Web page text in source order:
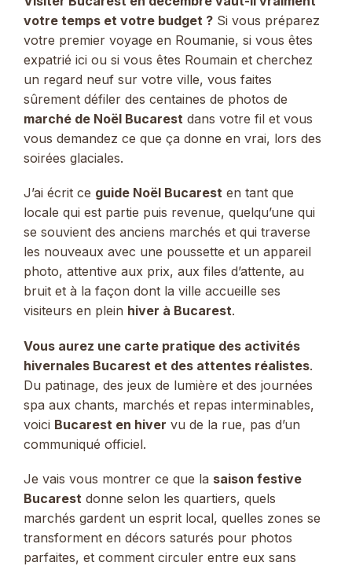
votre temps et votre budget ? Si vous préparez
votre premier voyage en Roumanie, si vous êtes
expatrié ici ou si vous êtes Roumain et cherchez
un regard neuf sur votre ville, vous faites
sûrement défiler des centaines de photos de
marché de Noël Bucarest dans votre fil et vous
vous demandez ce que ça donne en vrai, lors des
soirées glaciales.
J’ai écrit ce guide Noël Bucarest en tant que
locale qui est partie puis revenue, quelqu’une qui
se souvient des anciens marchés et qui traverse
les nouveaux avec une poussette et un appareil
photo, attentive aux prix, aux files d’attente, au
bruit et à la façon dont la ville accueille ses
visiteurs en plein hiver à Bucarest.
Vous aurez une carte pratique des activités
hivernales Bucarest et des attentes réalistes.
Du patinage, des jeux de lumière et des journées
spa aux chants, marchés et repas interminables,
voici Bucarest en hiver vu de la rue, pas d’un
communiqué officiel.
Je vais vous montrer ce que la saison festive
Bucarest donne selon les quartiers, quels
marchés gardent un esprit local, quelles zones se
transforment en décors saturés pour photos
parfaites, et comment circuler entre eux sans